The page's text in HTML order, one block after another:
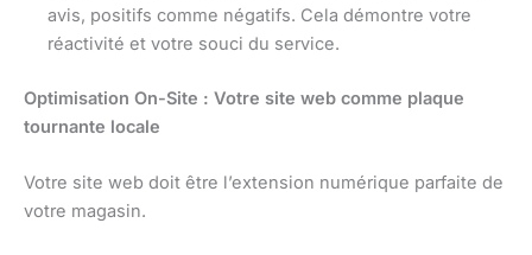
avis, positifs comme négatifs. Cela démontre votre
réactivité et votre souci du service.
Optimisation On-Site : Votre site web comme plaque
tournante locale
Votre site web doit être l’extension numérique parfaite de
votre magasin.